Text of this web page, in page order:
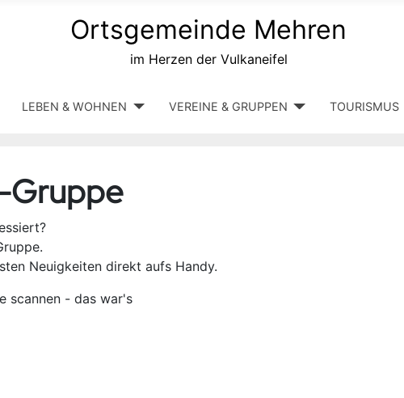
Ortsgemeinde Mehren
im Herzen der Vulkaneifel
LEBEN & WOHNEN VEREINE & GRUPPEN TOURISMUS
Gruppe
Neuigkeiten direkt aufs Handy.
scannen - das war's